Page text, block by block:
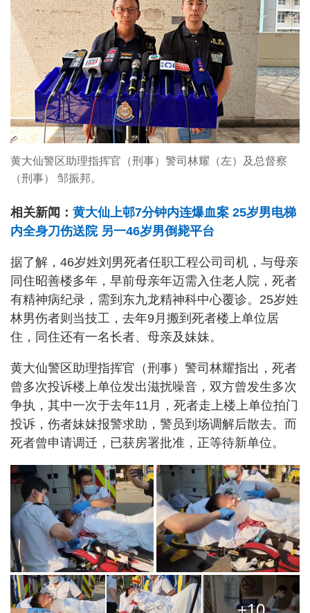
黄大仙警区助理指挥官（刑事）警司林耀（左）及总督察
（刑事） 邹振邦。
相关新闻： 黄大仙上邨7分钟内连爆血案 25岁男电梯
内全身刀伤送院 另一46岁男倒毙平台
据了解，46岁姓刘男死者任职工程公司司机，与母亲
同住昭善楼多年，早前母亲年迈需入住老人院，死者
有精神病纪录，需到东九龙精神科中心覆诊。25岁姓
林男伤者则当技工，去年9月搬到死者楼上单位居
住，同住还有一名长者、母亲及妹妹。
黄大仙警区助理指挥官（刑事）警司林耀指出，死者
曾多次投诉楼上单位发出滋扰噪音，双方曾发生多次
争执，其中一次于去年11月，死者走上楼上单位拍门
投诉，伤者妹妹报警求助，警员到场调解后散去。而
死者曾申请调迁，已获房署批准，正等待新单位。